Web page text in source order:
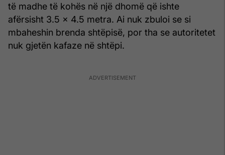
të madhe të kohës në një dhomë që ishte
afërsisht 3.5 x 4.5 metra. Ai nuk zbuloi se si
mbaheshin brenda shtëpisë, por tha se autoritetet
nuk gjetën kafaze në shtëpi.